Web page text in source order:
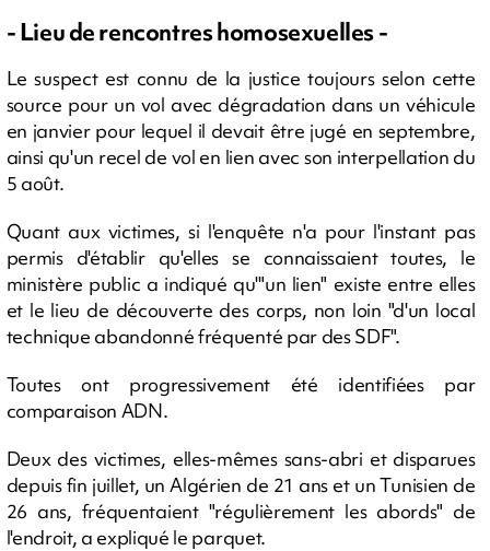
- Lieu de rencontres homosexuelles -
Le suspect est connu de la justice toujours selon cette
source pour un vol avec dégradation dans un véhicule
en janvier pour lequel il devait être jugé en septembre,
ainsi qu'un recel de vol en lien avec son interpellation du
5 août.
Quant aux victimes, si l'enquête n'a pour l'instant pas
permis d'établir qu'elles se connaissaient toutes, le
ministère public a indiqué qu'"un lien" existe entre elles
et le lieu de découverte des corps, non loin "d'un local
technique abandonné fréquenté par des SDF".
Toutes ont progressivement été identifiées par
comparaison ADN.
Deux des victimes, elles-mêmes sans-abri et disparues
depuis fin juillet, un Algérien de 21 ans et un Tunisien de
26 ans, fréquentaient "régulièrement les abords" de
l'endroit, a expliqué le parquet.